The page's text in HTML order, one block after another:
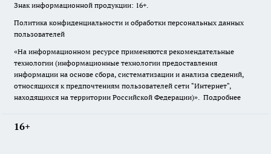
Знак информационной продукции: 16+.
Политика конфиденциальности и обработки персональных данных
пользователей
«На информационном ресурсе применяются рекомендательные
технологии (информационные технологии предоставления
информации на основе сбора, систематизации и анализа сведений,
относящихся к предпочтениям пользователей сети "Интернет",
находящихся на территории Российской Федерации)». Подробнее
16+